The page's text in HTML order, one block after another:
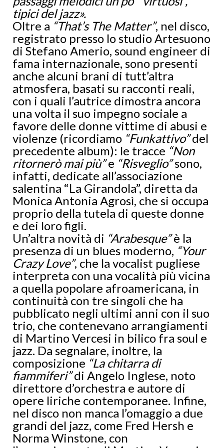
tipici del jazz».
Oltre a “That’s The Matter”, nel disco,
registrato presso lo studio Artesuono
di Stefano Amerio, sound engineer di
fama internazionale, sono presenti
anche alcuni brani di tutt’altra
atmosfera, basati su racconti reali,
con i quali l’autrice dimostra ancora
una volta il suo impegno sociale a
favore delle donne vittime di abusi e
violenze (ricordiamo “Funkattivo”del
precedente album): le tracce “Non
ritornerò mai più”e “Risveglio”sono,
infatti, dedicate all’associazione
salentina “La Girandola”, diretta da
Monica Antonia Agrosì, che si occupa
proprio della tutela di queste donne
e dei loro figli.
Un’altra novità di “Arabesque”è la
presenza di un blues moderno, “Your
Crazy Love”, che la vocalist pugliese
interpreta con una vocalità più vicina
a quella popolare afroamericana, in
continuità con tre singoli che ha
pubblicato negli ultimi anni con il suo
trio, che contenevano arrangiamenti
di Martino Vercesi in bilico fra soul e
jazz. Da segnalare, inoltre, la
composizione “La chitarra di
fiammiferi”di Angelo Inglese, noto
direttore d’orchestra e autore di
opere liriche contemporanee. Infine,
nel disco non manca l’omaggio a due
grandi del jazz, come Fred Hersh e
Norma Winstone, con